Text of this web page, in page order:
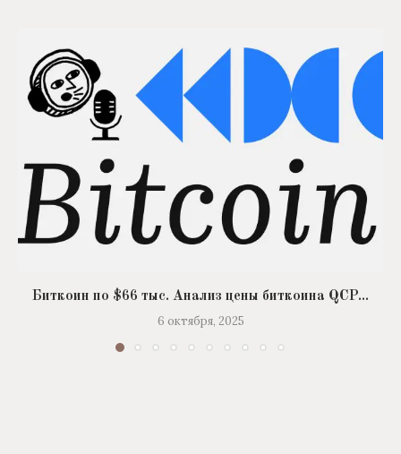
Биткоин по $66 тыс. Анализ цены биткоина QCP...
6 октября, 2025